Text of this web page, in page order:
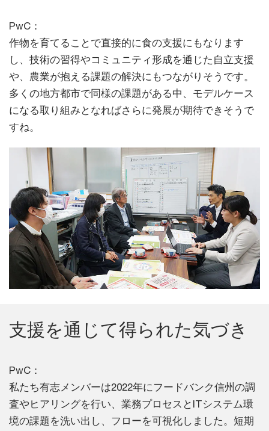
PwC：
作物を育てることで直接的に食の支援にもなります
し、技術の習得やコミュニティ形成を通じた自立支援
や、農業が抱える課題の解決にもつながりそうです。
多くの地方都市で同様の課題がある中、モデルケース
になる取り組みとなればさらに発展が期待できそうで
すね。
支援を通じて得られた気づき
PwC：
私たち有志メンバーは2022年にフードバンク信州の調
査やヒアリングを行い、業務プロセスとITシステム環
境の課題を洗い出し、フローを可視化しました。短期